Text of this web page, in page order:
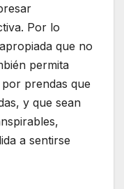
Por lo
que no
permita
prendas que
y que sean
a sentirse